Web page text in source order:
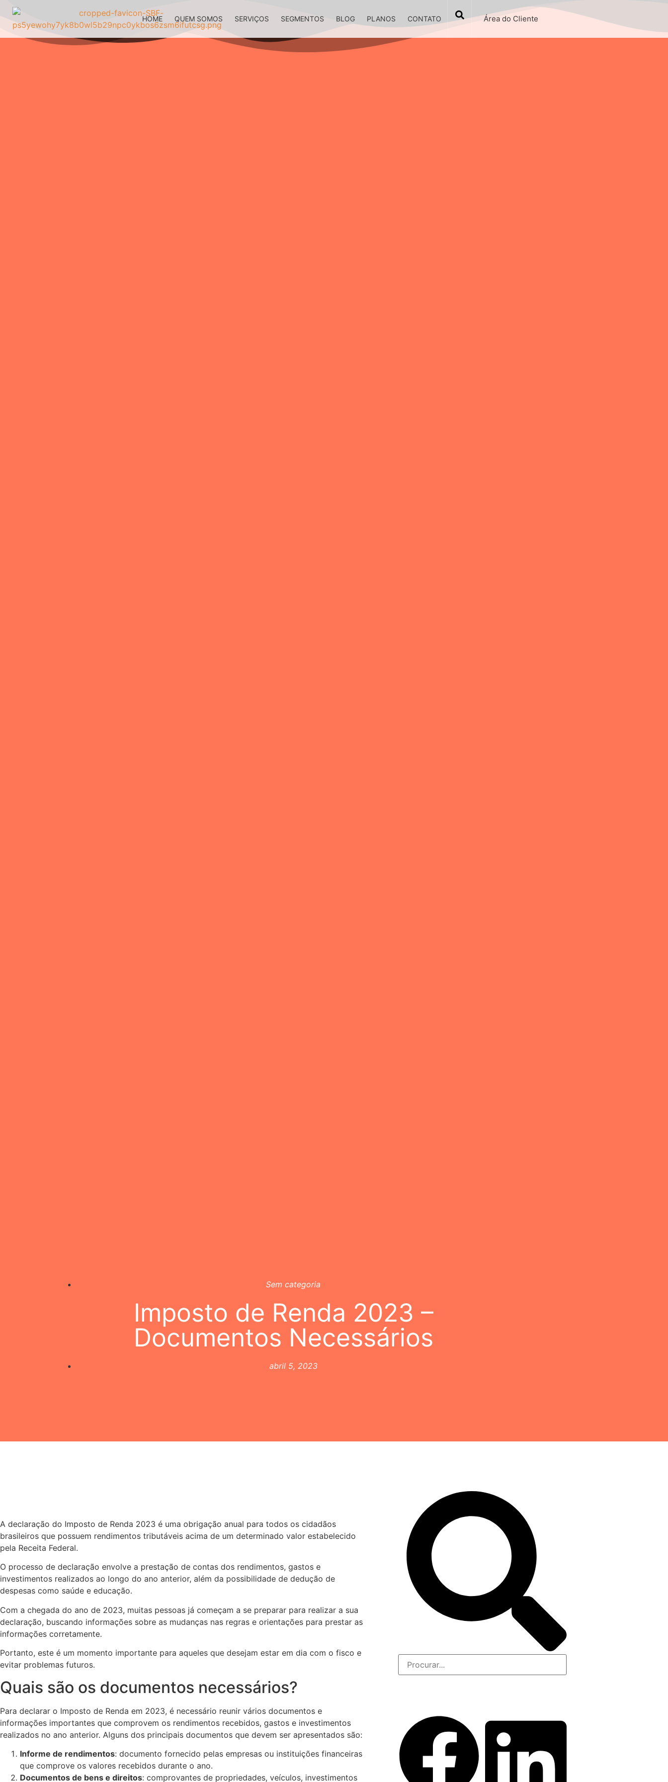
HOME QUEM SOMOS SERVIÇOS SEGMENTOS BLOG PLANOS CONTATO Área do Cliente
Sem categoria
Imposto de Renda 2023 –
Documentos Necessários
abril 5, 2023
A declaração do Imposto de Renda 2023 é uma obrigação anual para todos os cidadãos
brasileiros que possuem rendimentos tributáveis acima de um determinado valor estabelecido
pela Receita Federal.
O processo de declaração envolve a prestação de contas dos rendimentos, gastos e
investimentos realizados ao longo do ano anterior, além da possibilidade de dedução de
despesas como saúde e educação.
Com a chegada do ano de 2023, muitas pessoas já começam a se preparar para realizar a sua
declaração, buscando informações sobre as mudanças nas regras e orientações para prestar as
informações corretamente.
Portanto, este é um momento importante para aqueles que desejam estar em dia com o fisco e
evitar problemas futuros.
Quais são os documentos necessários?
Para declarar o Imposto de Renda em 2023, é necessário reunir vários documentos e
informações importantes que comprovem os rendimentos recebidos, gastos e investimentos
realizados no ano anterior. Alguns dos principais documentos que devem ser apresentados são:
Informe de rendimentos: documento fornecido pelas empresas ou instituições financeiras
que comprove os valores recebidos durante o ano.
Documentos de bens e direitos: comprovantes de propriedades, veículos, investimentos